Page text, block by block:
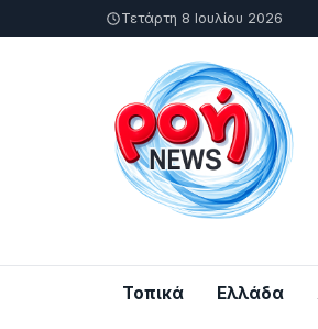
Τετάρτη 8 Ιουλίου 2026
Τοπικά Ελλάδα